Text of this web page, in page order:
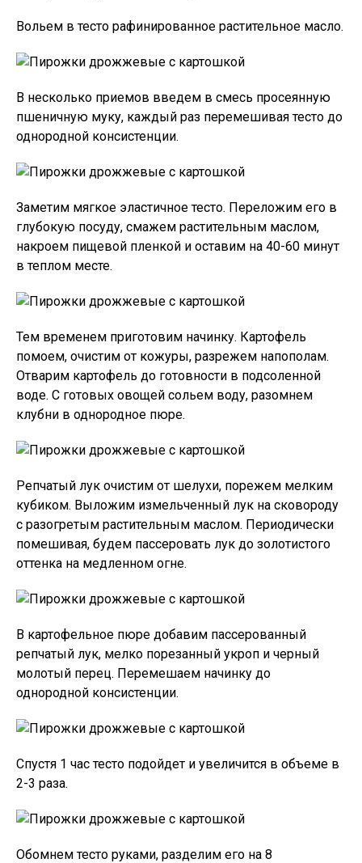
Вольем в тесто рафинированное растительное масло.
В несколько приемов введем в смесь просеянную
пшеничную муку, каждый раз перемешивая тесто до
однородной консистенции.
Заметим мягкое эластичное тесто. Переложим его в
глубокую посуду, смажем растительным маслом,
накроем пищевой пленкой и оставим на 40-60 минут
в теплом месте.
Тем временем приготовим начинку. Картофель
помоем, очистим от кожуры, разрежем напополам.
Отварим картофель до готовности в подсоленной
воде. С готовых овощей сольем воду, разомнем
клубни в однородное пюре.
Репчатый лук очистим от шелухи, порежем мелким
кубиком. Выложим измельченный лук на сковороду
с разогретым растительным маслом. Периодически
помешивая, будем пассеровать лук до золотистого
оттенка на медленном огне.
В картофельное пюре добавим пассерованный
репчатый лук, мелко порезанный укроп и черный
молотый перец. Перемешаем начинку до
однородной консистенции.
Спустя 1 час тесто подойдет и увеличится в объеме в
2-3 раза.
Обомнем тесто руками, разделим его на 8